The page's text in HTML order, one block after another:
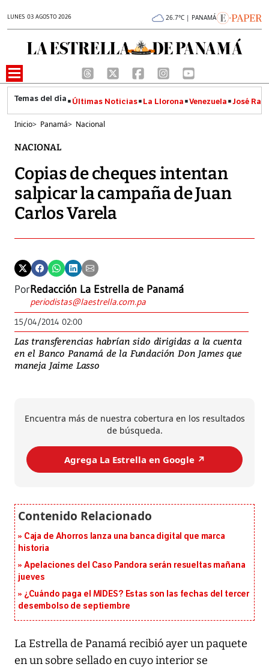
LUNES 03 AGOSTO 2026 26.7°C | PANAMÁ
Últimas Noticias La Llorona Venezuela José
Inicio> Panamá> Nacional
NACIONAL
Copias de cheques intentan
salpicar la campaña de Juan
Carlos Varela
PorRedacción La Estrella de Panamá
periodistas@laestrella.com.pa
15/04/2014 02:00
Las transferencias habrían sido dirigidas a la cuenta
en el Banco Panamá de la Fundación Don James que
maneja Jaime Lasso
Encuentra más de nuestra cobertura en los resultados
de búsqueda.
Agrega La Estrella en Google ↗️
Caja de Ahorros lanza una banca digital que marca
historia
Apelaciones del Caso Pandora serán resueltas mañana
jueves
¿Cuándo paga el MIDES? Estas son las fechas del tercer
desembolso de septiembre
La Estrella de Panamá recibió ayer un paquete
en un sobre sellado en cuyo interior se